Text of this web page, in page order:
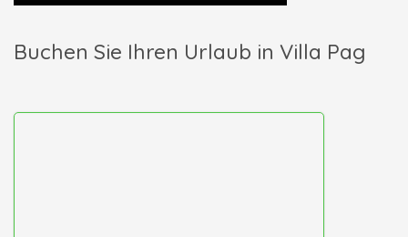
Buchen Sie Ihren Urlaub in Villa Pag